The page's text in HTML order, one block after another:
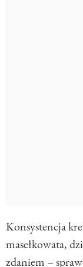
Konsystencja
masełkowata,
zdaniem –